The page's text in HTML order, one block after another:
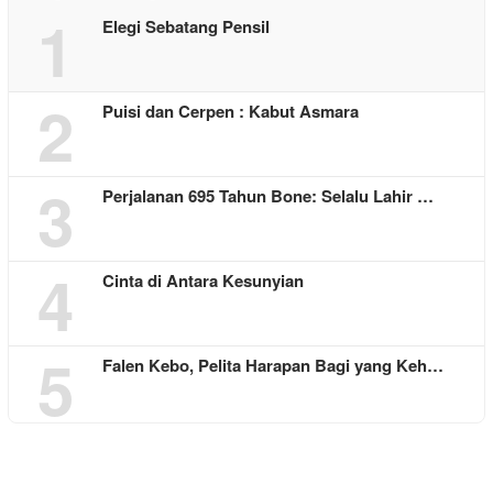
1 Elegi Sebatang Pensil
2 Puisi dan Cerpen : Kabut Asmara
3 Perjalanan 695 Tahun Bone: Selalu Lahir …
4 Cinta di Antara Kesunyian
5 Falen Kebo, Pelita Harapan Bagi yang Keh…